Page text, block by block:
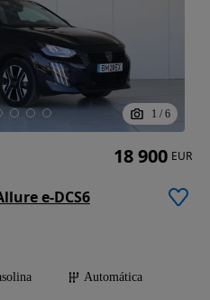
1 / 6
e-DCS6
Automática
18 900 EUR